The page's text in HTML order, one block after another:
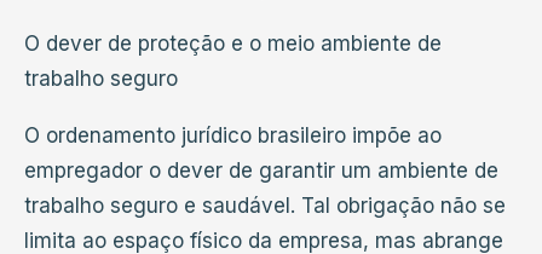
O dever de proteção e o meio ambiente de
trabalho seguro
O ordenamento jurídico brasileiro impõe ao
empregador o dever de garantir um ambiente de
trabalho seguro e saudável. Tal obrigação não se
limita ao espaço físico da empresa, mas abrange